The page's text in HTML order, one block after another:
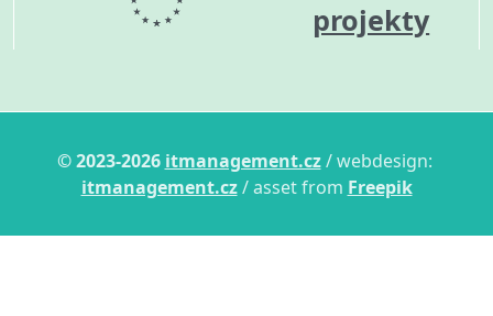
projekty
© 2023-2026 itmanagement.cz / webdesign:
itmanagement.cz / asset from Freepik